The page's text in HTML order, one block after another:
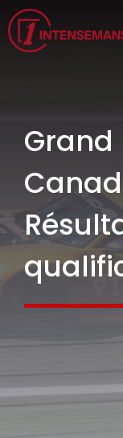
Aller
au
contenu
Grand